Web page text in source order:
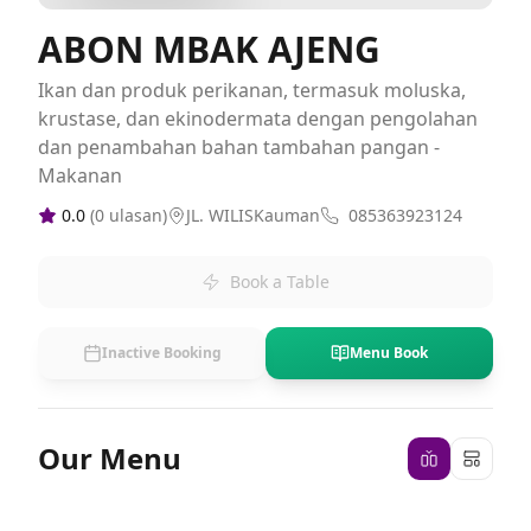
ABON MBAK AJENG
Ikan dan produk perikanan, termasuk moluska,
krustase, dan ekinodermata dengan pengolahan
dan penambahan bahan tambahan pangan -
Makanan
0.0 (0 ulasan) JL. WILISKauman 085363923124
Book a Table
Inactive Booking Menu Book
Our Menu